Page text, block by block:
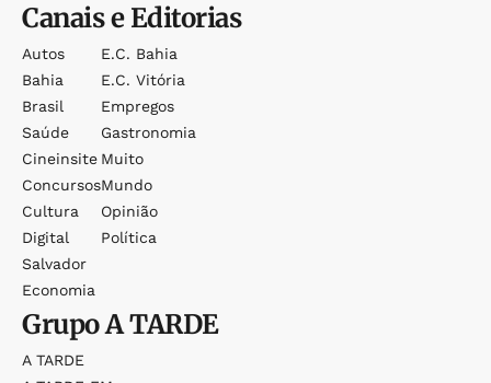
Canais e Editorias
Autos
Bahia
Brasil
Saúde
Cineinsite
Concursos
Cultura
Digital
Salvador
Economia
E.c. Bahia
E.c. Vitória
Empregos
Gastronomia
Muito
Mundo
Opinião
Política
GrupoA TARDE
A TARDE